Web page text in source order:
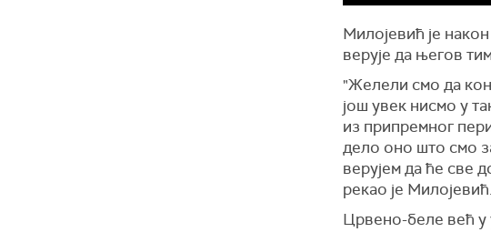
Милојевић је
верује да његов
"Желели смо да
још увек нисмо у
из припремног
дело оно што смо
верујем да ће све
рекао је Милојевић.
Црвено-беле већ у